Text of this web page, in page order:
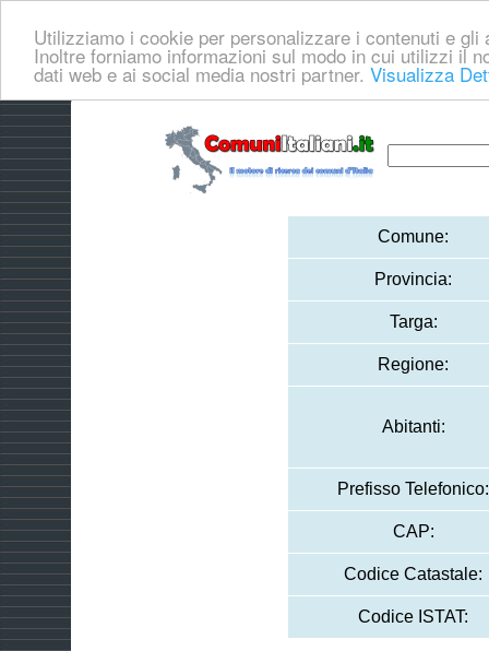
Utilizziamo i cookie per personalizzare i contenuti e
Inoltre forniamo informazioni sul modo in cui utilizzi il
dati web e ai social media nostri partner. Visualizza
Comune:
Provincia:
Targa:
Regione:
Abitanti:
Prefisso Telefonico:
CAP:
Codice Catastale:
Codice ISTAT: